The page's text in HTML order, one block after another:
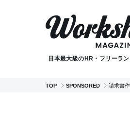
日本最大級のHR・フリーラ
TOP SPONSORED 請求書